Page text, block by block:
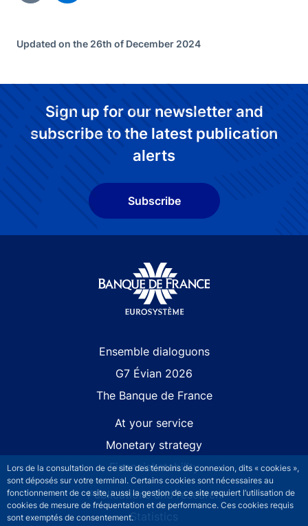
Lors de la consultation de ce site des témoins de connexion, dits « cookies »,
sont déposés sur votre terminal. Certains cookies sont nécessaires au
fonctionnement de ce site, aussi la gestion de ce site requiert l’utilisation de
cookies de mesure de fréquentation et de performance. Ces cookies requis
sont exemptés de consentement.
Updated on the 26th of December 2024
Sign up for our newsletter and
subscribe to the latest publication
alerts
Subscribe
Ensemble dialoguons
G7 Évian 2026
The Banque de France
At your service
Monetary strategy
Financial stability
Publications and research
Statistics